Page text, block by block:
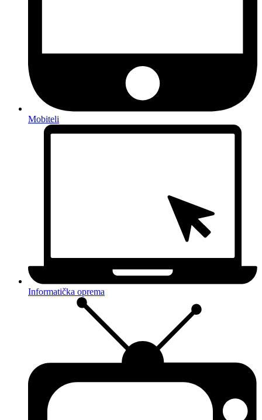
Mobiteli
Informatička oprema